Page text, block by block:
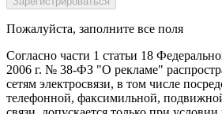
Пожалуйста, заполните все поля
Согласно части 1 статьи 18
2006 г. № 38-ФЗ "О рекламе"
сетям электросвязи, в том числе
телефонной, факсимильной,